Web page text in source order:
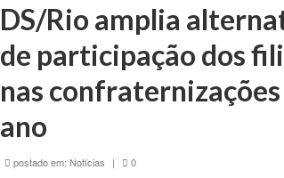
DS/Rio amplia
de participação dos
nas
ano
postado em: Notícias | 0